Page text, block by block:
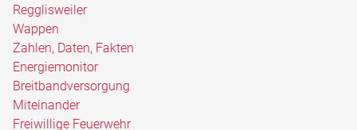
Regglisweiler
Wappen
Zahlen, Daten, Fakten
Energiemonitor
Breitbandversorgung
Miteinander
Freiwillige Feuerwehr